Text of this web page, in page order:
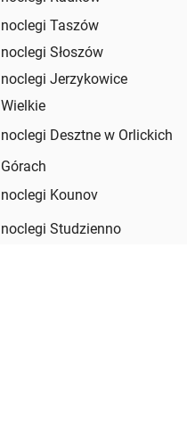
noclegi Taszów
noclegi Słoszów
noclegi Jerzykowice
Wielkie
noclegi Desztne w Orlickich
Górach
noclegi Kounov
noclegi Studzienno